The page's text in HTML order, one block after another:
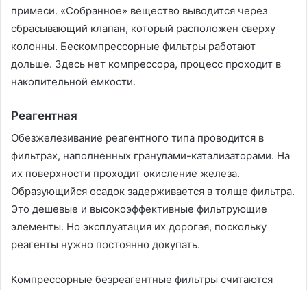
примеси. «Собранное» вещество выводится через
сбрасывающий клапан, который расположен сверху
колонны. Бескомпрессорные фильтры работают
дольше. Здесь нет компрессора, процесс проходит в
накопительной емкости.
Реагентная
Обезжелезивание реагентного типа проводится в
фильтрах, наполненных гранулами-катализаторами. На
их поверхности проходит окисление железа.
Образующийся осадок задерживается в толще фильтра.
Это дешевые и высокоэффективные фильтрующие
элементы. Но эксплуатация их дорогая, поскольку
реагенты нужно постоянно докупать.
Компрессорные безреагентные фильтры считаются